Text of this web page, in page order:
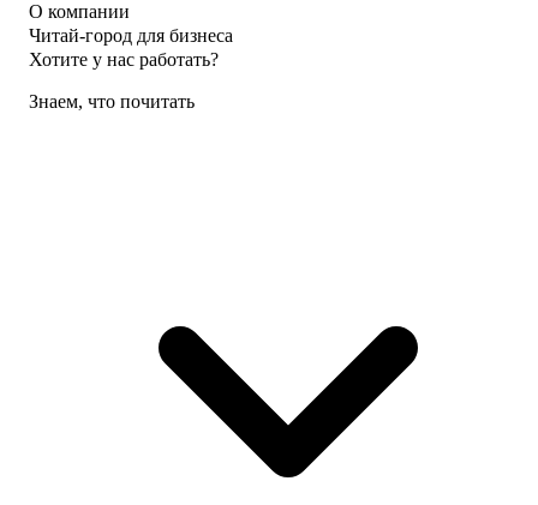
О компании
Читай-город для бизнеса
Хотите у нас работать?
Знаем, что почитать